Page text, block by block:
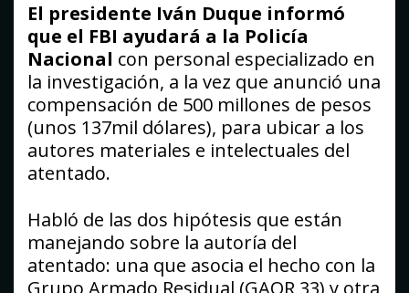
El presidente Iván Duque informó
que el FBI ayudará a la Policía
Nacional con personal especializado en
la investigación, a la vez que anunció una
compensación de 500 millones de pesos
(unos 137mil dólares), para ubicar a los
autores materiales e intelectuales del
atentado.
Habló de las dos hipótesis que están
manejando sobre la autoría del
atentado: una que asocia el hecho con la